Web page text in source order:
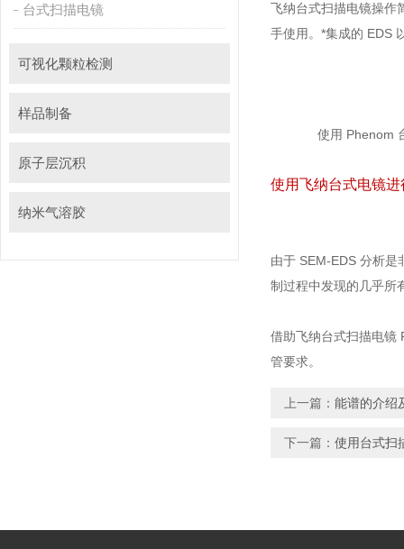
台式扫描电镜
可视化颗粒检测
样品制备
原子层沉积
纳米气溶胶
飞纳台式扫描电镜操作简
手使用。*集成的
使用 Phenom
使用飞纳台式电镜
由于 SEM-EDS 分析是非
制过程中发现的几乎所有颗
借助飞纳台式扫描电镜
管要求。
上一篇： 能谱的介绍
下一篇： 使用台式扫